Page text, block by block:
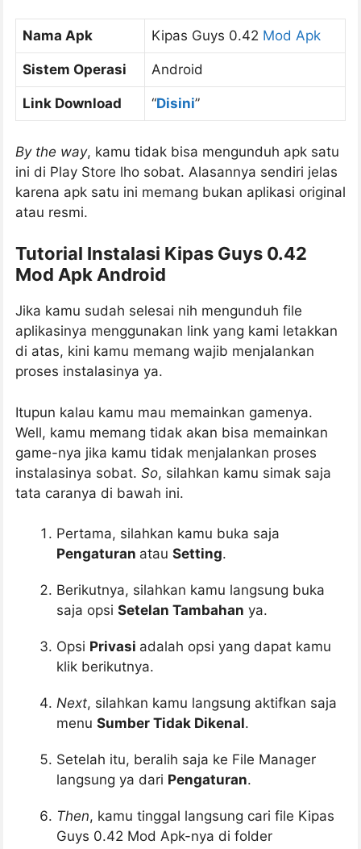
Nama Apk Kipas Guys 0.42 Mod Apk
Sistem Operasi Android
Link Download “Disini”
By the way, kamu tidak bisa mengunduh apk satu
ini di Play Store lho sobat. Alasannya sendiri jelas
karena apk satu ini memang bukan aplikasi original
atau resmi.
Tutorial Instalasi Kipas Guys 0.42
Mod Apk Android
Jika kamu sudah selesai nih mengunduh file
aplikasinya menggunakan link yang kami letakkan
di atas, kini kamu memang wajib menjalankan
proses instalasinya ya.
Itupun kalau kamu mau memainkan gamenya.
Well, kamu memang tidak akan bisa memainkan
game-nya jika kamu tidak menjalankan proses
instalasinya sobat. So, silahkan kamu simak saja
tata caranya di bawah ini.
Pertama, silahkan kamu buka saja
Pengaturan atau Setting.
Berikutnya, silahkan kamu langsung buka
saja opsi Setelan Tambahan ya.
Opsi Privasi adalah opsi yang dapat kamu
klik berikutnya.
Next, silahkan kamu langsung aktifkan saja
menu Sumber Tidak Dikenal.
Setelah itu, beralih saja ke File Manager
langsung ya dari Pengaturan.
Then, kamu tinggal langsung cari file Kipas
Guys 0.42 Mod Apk-nya di folder